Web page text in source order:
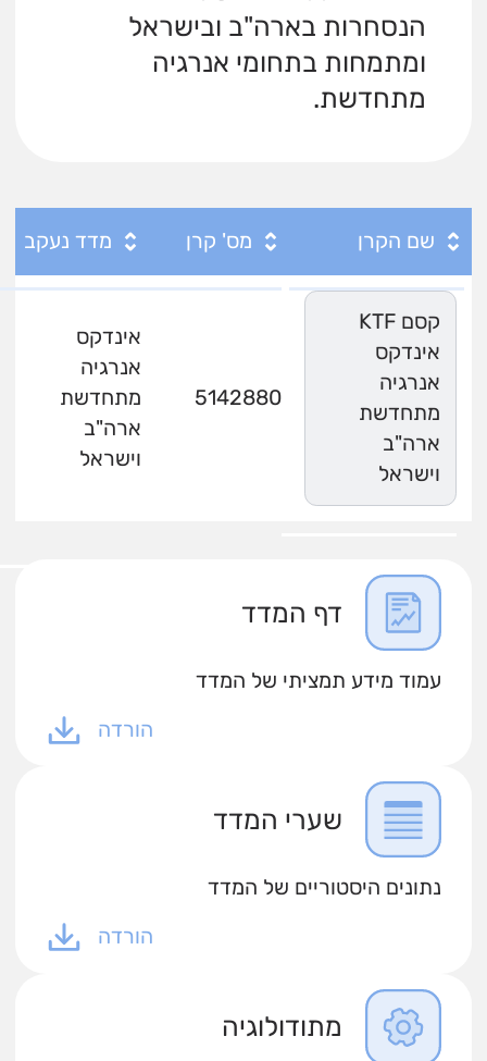
הנסחרות בארה"ב ובישראל
ומתמחות בתחומי אנרגיה
מתחדשת.
שם הקרן מס' קרן מדד נעקב
קסם KTF
אינדקס
אנרגיה
מתחדשת
ארה"ב
וישראל
5142880
אינדקס
אנרגיה
מתחדשת
ארה"ב
וישראל
דף המדד
עמוד מידע תמציתי של המדד
הורדה
שערי המדד
נתונים היסטוריים של המדד
הורדה
מתודולוגיה